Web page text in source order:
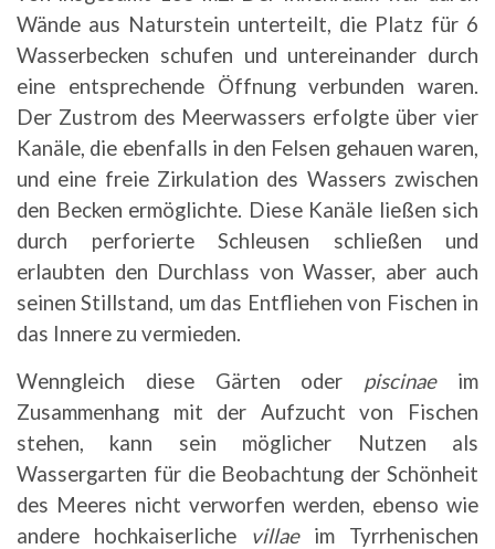
Wände aus Naturstein unterteilt, die Platz für 6
Wasserbecken schufen und untereinander durch
eine entsprechende Öffnung verbunden waren.
Der Zustrom des Meerwassers erfolgte über vier
Kanäle, die ebenfalls in den Felsen gehauen waren,
und eine freie Zirkulation des Wassers zwischen
den Becken ermöglichte. Diese Kanäle ließen sich
durch perforierte Schleusen schließen und
erlaubten den Durchlass von Wasser, aber auch
seinen Stillstand, um das Entfliehen von Fischen in
das Innere zu vermieden.
Wenngleich diese Gärten oder piscinaeim
Zusammenhang mit der Aufzucht von Fischen
stehen, kann sein möglicher Nutzen als
Wassergarten für die Beobachtung der Schönheit
des Meeres nicht verworfen werden, ebenso wie
andere hochkaiserliche villaeim Tyrrhenischen